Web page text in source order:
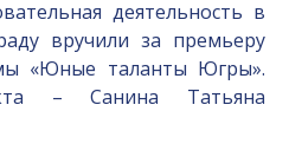
деятельность в
вручили за премьеру
«Юные таланты Югры».
– Санина Татьяна